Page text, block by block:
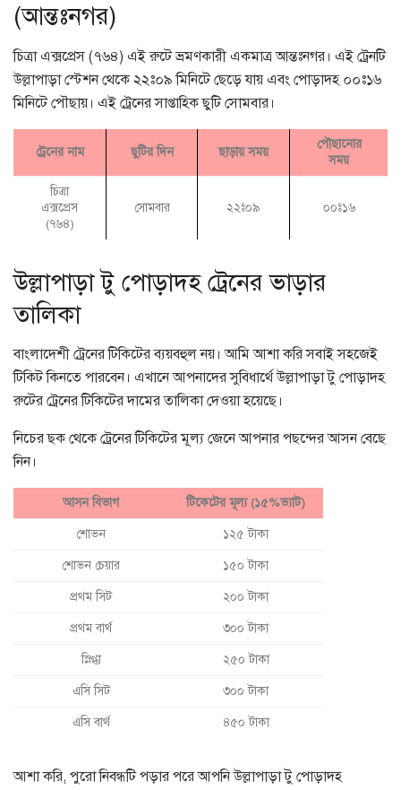
(আন্তঃনগর)
চিত্রা এক্সপ্রেস (৭৬৪) এই রুটে ভ্রমণকারী একমাত্র আন্তঃনগর। এই ট্রেনটি
উল্লাপাড়া স্টেশন থেকে ২২ঃ০৯ মিনিটে ছেড়ে যায় এবং পোড়াদহ ০০ঃ১৬
মিনিটে পৌছায়। এই ট্রেনের সাপ্তাহিক ছুটি সোমবার।
ট্রেনের নাম ছুটির দিন ছাড়ায় সময়
পৌছানোর
সময়
চিত্রা
এক্সপ্রেস
(৭৬৪)
সোমবার ২২ঃ০৯ ০০ঃ১৬
উল্লাপাড়া টু পোড়াদহ ট্রেনের ভাড়ার
তালিকা
বাংলাদেশী ট্রেনের টিকিটের ব্যয়বহুল নয়। আমি আশা করি সবাই সহজেই
টিকিট কিনতে পারবেন। এখানে আপনাদের সুবিধার্থে উল্লাপাড়া টু পোড়াদহ
রুটের ট্রেনের টিকিটের দামের তালিকা দেওয়া হয়েছে।
নিচের ছক থেকে ট্রেনের টিকিটের মূল্য জেনে আপনার পছন্দের আসন বেছে
নিন।
আসন বিভাগ টিকেটের মূল্য (১৫%ভ্যাট)
শোভন ১২৫ টাকা
শোভন চেয়ার ১৫০ টাকা
প্রথম সিট ২০০ টাকা
প্রথম বার্থ ৩০০ টাকা
স্নিগ্ধা ২৫০ টাকা
এসি সিট ৩০০ টাকা
এসি বার্থ ৪৫০ টাকা
আশা করি, পুরো নিবন্ধটি পড়ার পরে আপনি উল্লাপাড়া টু পোড়াদহ